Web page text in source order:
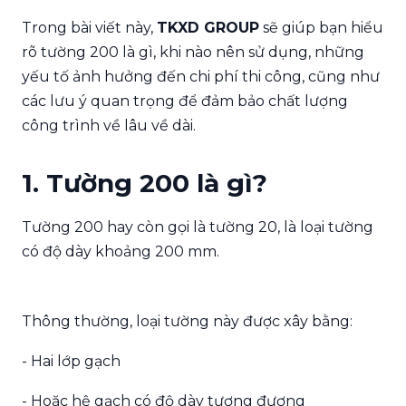
Trong bài viết này, TKXD GROUP sẽ giúp bạn hiểu
rõ tường 200 là gì, khi nào nên sử dụng, những
yếu tố ảnh hưởng đến chi phí thi công, cũng như
các lưu ý quan trọng để đảm bảo chất lượng
công trình về lâu về dài.
1. Tường 200 là gì?
Tường 200 hay còn gọi là tường 20, là loại tường
có độ dày khoảng 200 mm.
Thông thường, loại tường này được xây bằng:
- Hai lớp gạch
- Hoặc hệ gạch có độ dày tương đương